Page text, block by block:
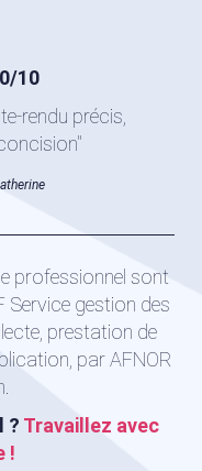
10
rendu précis,
professionnel sont
Service gestion des
prestation de
par AFNOR
? Travaillez avec
!